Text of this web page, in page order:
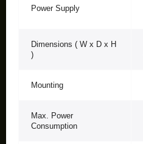
Power Supply
Dimensions ( W x D x H
)
Mounting
Max. Power
Consumption